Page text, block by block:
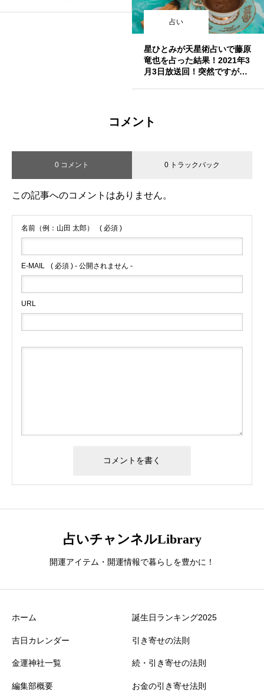
占い
星ひとみが天星術占いで藤原
竜也を占った結果！2021年3
月3日放送回！突然ですが占
コメント
0 コメント 0 トラックバック
この記事へのコメントはありません。
名前（例：山田 太郎） ( 必須 )
E-MAIL ( 必須 ) - 公開されません -
URL
占いチャンネルLibrary
開運アイテム・開運情報で暮らしを豊かに！
ホーム
吉日カレンダー
金運神社一覧
編集部概要
誕生日ランキング2025
引き寄せの法則
続・引き寄せの法則
お金の引き寄せ法則